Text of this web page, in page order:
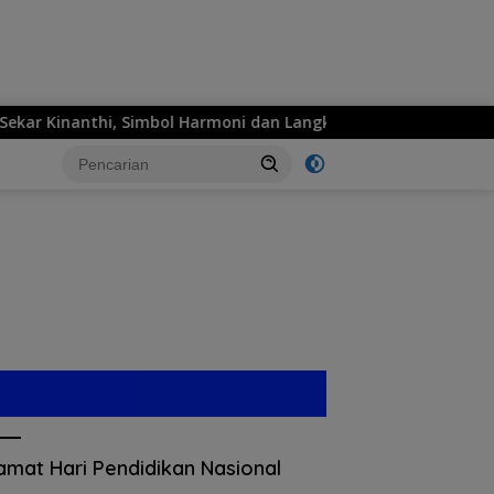
Simbol Harmoni dan Langkah Maju
Hari Pendidikan Nasional